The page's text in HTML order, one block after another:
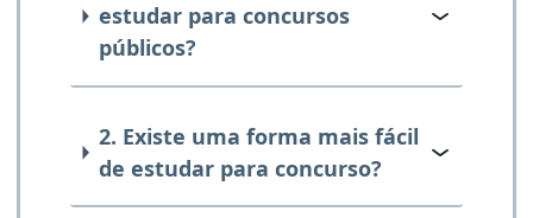
estudar para concursos
públicos?
2. Existe uma forma mais fácil
de estudar para concurso?